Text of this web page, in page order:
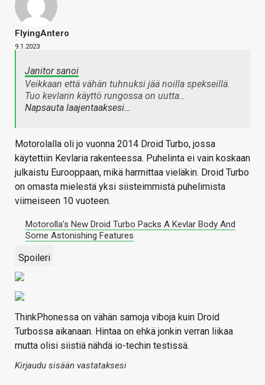
FlyingAntero
9.1.2023
Janitor sanoi
Veikkaan että vähän tuhnuksi jää noilla spekseillä.
Tuo kevlarin käyttö rungossa on uutta…
Napsauta laajentaaksesi…
Motorolalla oli jo vuonna 2014 Droid Turbo, jossa
käytettiin Kevlaria rakenteessa. Puhelinta ei vain koskaan
julkaistu Eurooppaan, mikä harmittaa vieläkin. Droid Turbo
on omasta mielestä yksi siisteimmistä puhelimista
viimeiseen 10 vuoteen.
Motorolla’s New Droid Turbo Packs A Kevlar Body And
Some Astonishing Features
Spoileri
ThinkPhonessa on vähän samoja viboja kuin Droid
Turbossa aikanaan. Hintaa on ehkä jonkin verran liikaa
mutta olisi siistiä nähdä io-techin testissä.
Kirjaudu sisään vastataksesi